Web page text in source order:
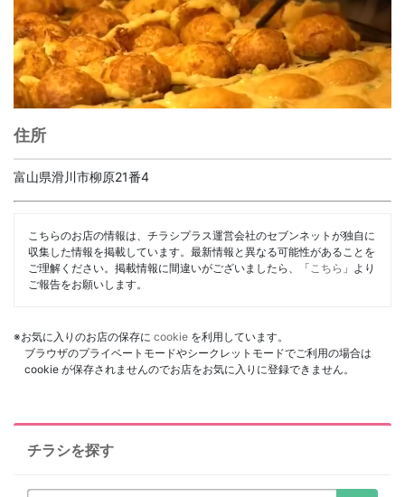
住所
富山県滑川市柳原21番4
こちらのお店の情報は、チラシプラス運営会社のセブンネットが独自に
収集した情報を掲載しています。最新情報と異なる可能性があることを
ご理解ください。掲載情報に間違いがございましたら、「 こちら 」より
ご報告をお願いします。
※お気に入りのお店の保存に cookie を利用しています。
ブラウザのプライベートモードやシークレットモードでご利用の場合は
cookie が保存されませんのでお店をお気に入りに登録できません。
チラシを探す